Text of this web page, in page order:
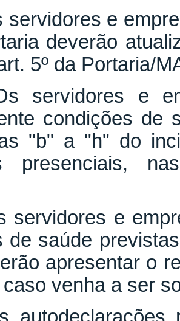
servidores e
deverão
5º da Portaria/
servidores e
condições de
"b" a "h" do
presenciais,
servidores e
de saúde
apresentar o
venha a ser